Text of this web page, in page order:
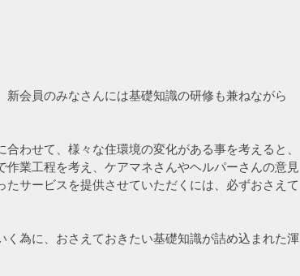
会員のみなさんには基礎知識の研修も兼ねながら
わせて、様々な住環境の変化がある事を考えると、
業工程を考え、ケアマネさんやヘルパーさんの意見
サービスを提供させていただくには、必ずおさえて
為に、おさえておきたい基礎知識が詰め込まれた渾